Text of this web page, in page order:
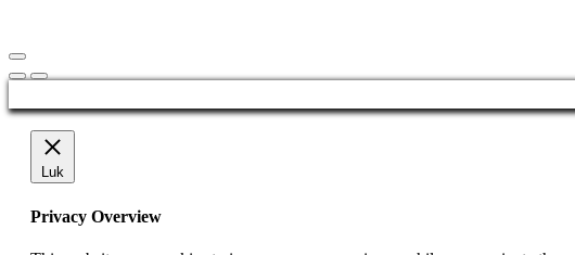
Luk
Privacy Overview